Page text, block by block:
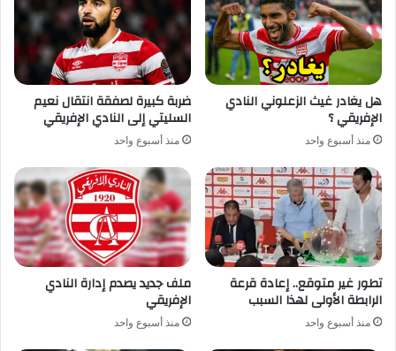
هل يغادر غيث الزعلوني النادي
الإفريقي ؟
منذ أسبوع واحد
ضربة كبيرة لصفقة انتقال نعيم
السليتي إلى النادي الإفريقي
منذ أسبوع واحد
تطور غير متوقع.. إعادة قرعة
الرابطة الأولى لهذا السبب
منذ أسبوع واحد
ملف جديد يصدم إدارة النادي
الإفريقي
منذ أسبوع واحد